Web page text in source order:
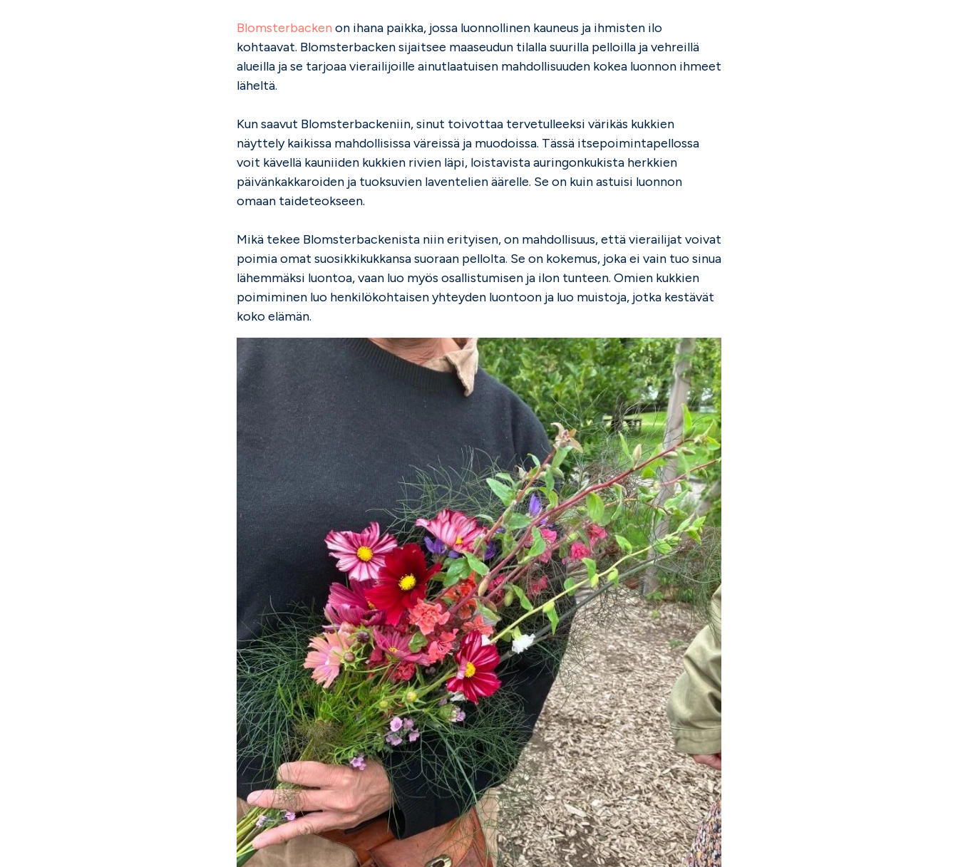
Blomsterbacken on ihana paikka, jossa luonnollinen kauneus ja ihmisten ilo
kohtaavat. Blomsterbacken sijaitsee maaseudun tilalla suurilla pelloilla ja vehreillä
alueilla ja se tarjoaa vierailijoille ainutlaatuisen mahdollisuuden kokea luonnon ihmeet
läheltä.
Kun saavut Blomsterbackeniin, sinut toivottaa tervetulleeksi värikäs kukkien
näyttely kaikissa mahdollisissa väreissä ja muodoissa. Tässä itsepoimintapellossa
voit kävellä kauniiden kukkien rivien läpi, loistavista auringonkukista herkkien
päivänkakkaroiden ja tuoksuvien laventelien äärelle. Se on kuin astuisi luonnon
omaan taideteokseen.
Mikä tekee Blomsterbackenista niin erityisen, on mahdollisuus, että vierailijat voivat
poimia omat suosikkikukkansa suoraan pellolta. Se on kokemus, joka ei vain tuo sinua
lähemmäksi luontoa, vaan luo myös osallistumisen ja ilon tunteen. Omien kukkien
poimiminen luo henkilökohtaisen yhteyden luontoon ja luo muistoja, jotka kestävät
koko elämän.